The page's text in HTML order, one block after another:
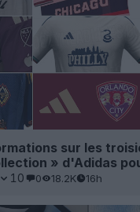
sur les
» d'Adidas
10 0 18.2K 16h